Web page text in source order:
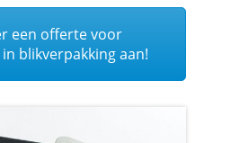
een offerte voor
blikverpakking aan!